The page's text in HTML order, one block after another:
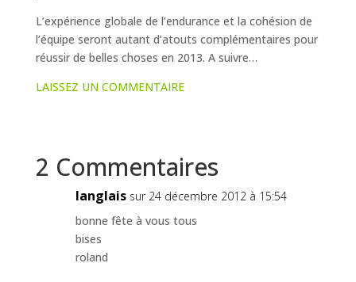
L’expérience globale de l’endurance et la cohésion de
l’équipe seront autant d’atouts complémentaires pour
réussir de belles choses en 2013. A suivre…
LAISSEZ UN COMMENTAIRE
2 Commentaires
langlais sur 24 décembre 2012 à 15:54
bonne fête à vous tous
bises
roland